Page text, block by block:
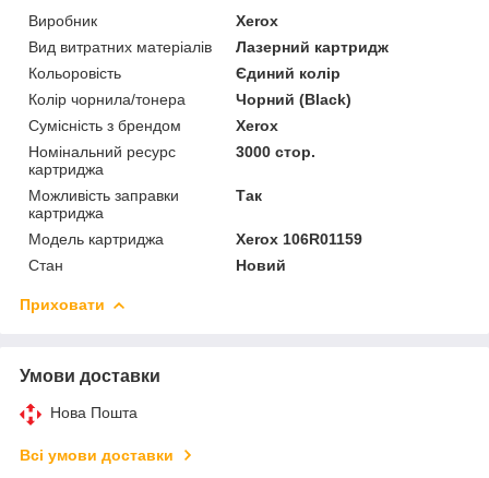
Виробник
Xerox
Вид витратних матеріалів
Лазерний картридж
Кольоровість
Єдиний колір
Колір чорнила/тонера
Чорний (Black)
Сумісність з брендом
Xerox
Номінальний ресурс
картриджа
3000 стор.
Можливість заправки
картриджа
Так
Модель картриджа
Xerox 106R01159
Стан
Новий
Приховати
Умови доставки
Нова Пошта
Всі умови доставки